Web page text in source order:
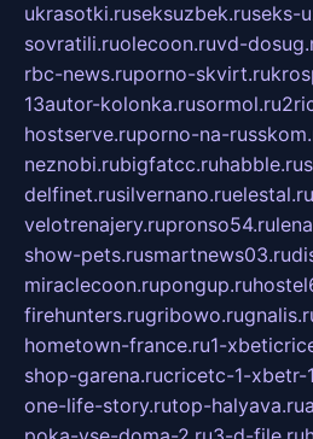
ukrasotki.ruseksuzbek.ruseks-
sovratili.ruolecoon.ruvd-
rbc-news.ruporno-skvirt.ru
13autor-kolonka.rusormol.ru
hostserve.ruporno-na-
neznobi.rubigfatcc.ruhabble.ru
delfinet.rusilvernano.ruelestal.ru
velotrenajery.rupronso54.ru
show-pets.rusmartnews03.ru
miraclecoon.rupongup.ru
firehunters.rugribowo.ru
hometown-france.ru1-
shop-garena.rucricetc-1-xbetr-
one-life-story.rutop-halyava.ru